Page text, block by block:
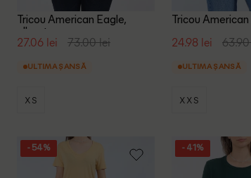
Tricou American Eagle,
albastru
27.06 lei 73.00 lei
ULTIMA ȘANSĂ
XS
Tricou
24.98 lei
ULTIMA ȘANSĂ
XXS
- 54% - 41%